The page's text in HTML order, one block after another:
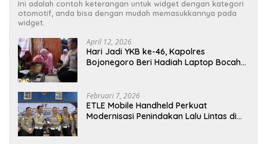
Ini adalah contoh keterangan untuk widget dengan kategori
otomotif, anda bisa dengan mudah memasukkannya pada
widget.
April 12, 2026
Hari Jadi YKB ke-46, Kapolres
Bojonegoro Beri Hadiah Laptop Bocah
Februari 7, 2026
ETLE Mobile Handheld Perkuat
Modernisasi Penindakan Lalu Lintas di